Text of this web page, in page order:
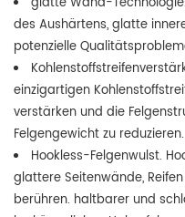
des Aushärtens, glatte
potenzielle
einzigartigen
verstärken und die
Felgengewicht zu reduzieren.
Hookless-Felgenwulst.
glattere Seitenwände,
berühren. haltbarer und